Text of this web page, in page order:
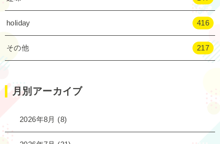
holiday 416
その他 217
月別アーカイブ
2026年8月 (8)